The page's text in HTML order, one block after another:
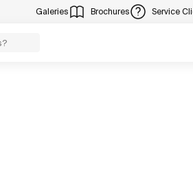
Galeries Brochures Service